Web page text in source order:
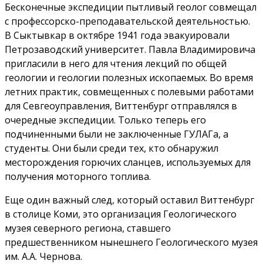
Бесконечные экспедиции пытливый геолог совмещал
с профессорско-преподавательской деятельностью.
В Сыктывкар в октябре 1941 года эвакуировали
Петрозаводский университет. Павла Владимировича
пригласили в него для чтения лекций по общей
геологии и геологии полезных ископаемых. Во время
летних практик, совмещенных с полевыми работами
для Севгеоуправления, Виттенбург отправлялся в
очередные экспедиции. Только теперь его
подчиненными были не заключенные ГУЛАГа, а
студенты. Они были среди тех, кто обнаружил
месторождения горючих сланцев, используемых для
получения моторного топлива.
Еще один важный след, который оставил Виттенбург
в столице Коми, это организация Геологического
музея северного региона, ставшего
предшественником нынешнего Геологического музея
им. А.А. Чернова.